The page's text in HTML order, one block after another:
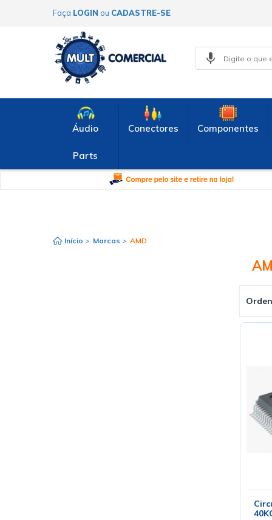
Faça LOGIN ou CADASTRE-SE
Áudio
Parts
Conectores Componentes
Início > Marcas > AMD